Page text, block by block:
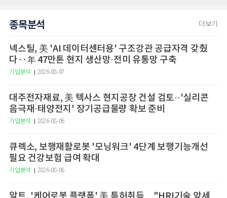
종목분석 더보기
넥스틸, 美 'AI 데이터센터용' 구조강관 공급자격 갖췄
다‥年 47만톤 현지 생산망·전미 유통망 구축
기업분석 2026-08-07
대주전자재료, 美 텍사스 현지공장 건설 검토··'실리콘
음극재·태양전지' 장기공급물량 확보 준비
기업분석 2026-08-06
큐렉소, 보행재활로봇 '모닝워크' 4단계 보행기능개선
필요 건강보험 급여 확대
기업분석 2026-08-06